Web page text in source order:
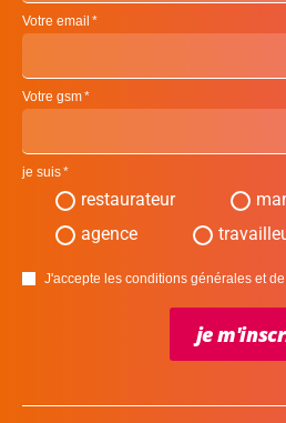
Votre email
Votre gsm
je suis
restaurateur
agence
J'accepte les conditions générales et
je